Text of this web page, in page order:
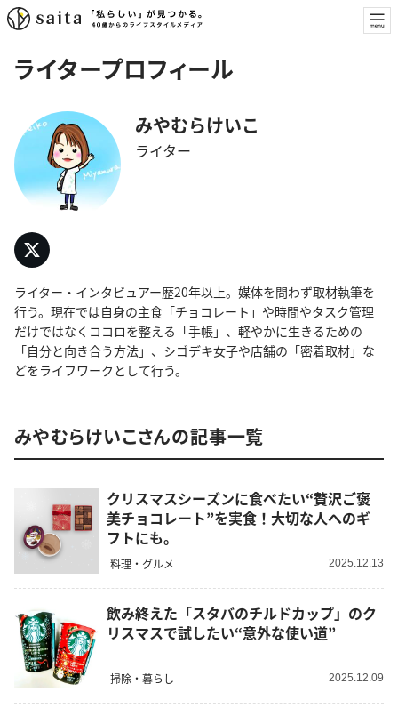
ライタープロフィール
みやむらけいこ
ライター
ライター・インタビュアー歴20年以上。媒体を問わず取材執筆を
行う。現在では自身の主食「チョコレート」や時間やタスク管理
だけではなくココロを整える「手帳」、軽やかに生きるための
「自分と向き合う方法」、シゴデキ女子や店舗の「密着取材」な
どをライフワークとして行う。
みやむらけいこさんの記事一覧
クリスマスシーズンに食べたい“贅沢ご褒
美チョコレート”を実食！大切な人へのギ
フトにも。
料理・グルメ 2025.12.13
飲み終えた「スタバのチルドカップ」のク
リスマスで試したい“意外な使い道”
掃除・暮らし 2025.12.09